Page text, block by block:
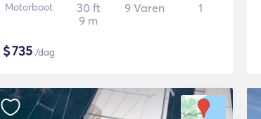
Motorboot
30 ft
9 m
9 Varen 1
$735 /dag